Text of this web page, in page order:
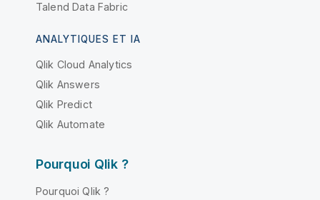
Talend Data Fabric
ANALYTIQUES ET IA
Qlik Cloud Analytics
Qlik Answers
Qlik Predict
Qlik Automate
Pourquoi Qlik ?
Pourquoi Qlik ?